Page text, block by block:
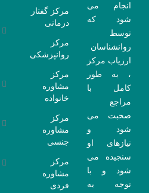
انجام می
شود که
توسط
روانشناسان
ارزیاب مرکز
، به طور
کامل با
مراجع
صحبت می
شود و
نیازهای او
سنجیده می
شود و با
توجه به
مرکز گفتار
درمانی
مرکز
روانپزشکی
مرکز
مشاوره
خانواده
مرکز
مشاوره
جنسی
مرکز
مشاوره
فردی